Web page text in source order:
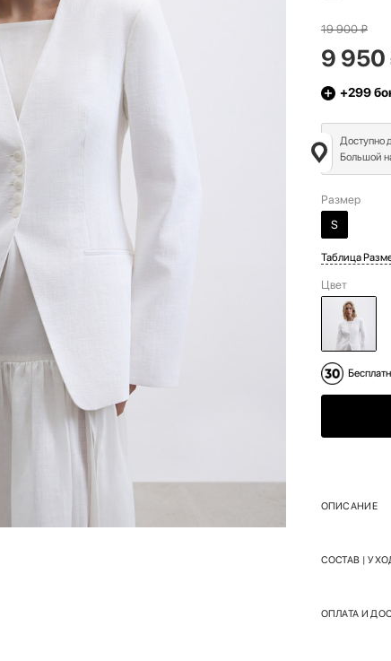
19 900₽
9 950
+299
Доступно
Большой
Размер
S
Таблица
Цвет
ОПИСАНИЕ
СОСТАВ |
ОПЛАТА И